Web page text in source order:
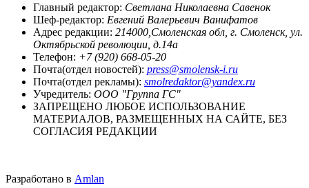
Главный редактор: Светлана Николаевна Савенок
Шеф-редактор: Евгений Валерьевич Ванифатов
Адрес редакции: 214000,Смоленская обл, г. Смоленск, ул.
Октябрьской революции, д.14а
Телефон: +7 (920) 668-05-20
Почта(отдел новостей): press@smolensk-i.ru
Почта(отдел рекламы): smolredaktor@yandex.ru
Учредитель: ООО "Группа ГС"
ЗАПРЕЩЕНО ЛЮБОЕ ИСПОЛЬЗОВАНИЕ
МАТЕРИАЛОВ, РАЗМЕЩЕННЫХ НА САЙТЕ, БЕЗ
СОГЛАСИЯ РЕДАКЦИИ
Разработано в Amlan